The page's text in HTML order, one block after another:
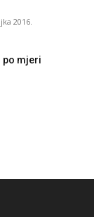
2016.
po mjeri